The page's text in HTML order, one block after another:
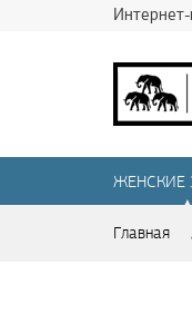
ЖЕНСКИЕ
Главная